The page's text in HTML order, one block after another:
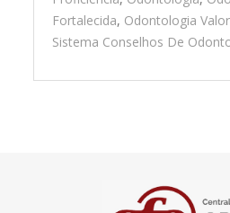
Fortalecida, Odontologia
Sistema Conselhos De